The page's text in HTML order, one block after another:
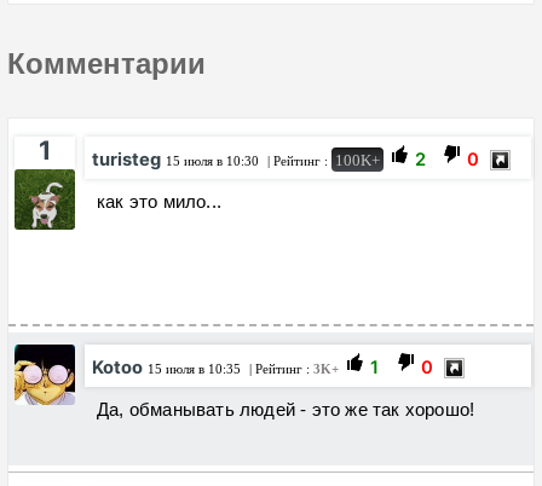
Комментарии
1 turisteg 15 июля в 10:30 | Рейтинг : 100K+ 2 0
как это мило...
Kotoo 15 июля в 10:35 | Рейтинг : 3K+ 1 0
Да, обманывать людей - это же так хорошо!